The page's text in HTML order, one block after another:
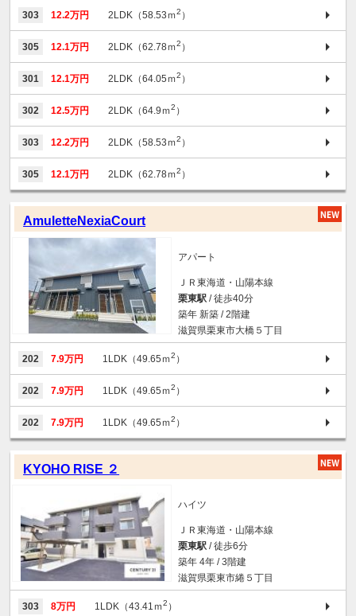
303 12.2万円 2LDK（58.53ｍ2 ）
305 12.1万円 2LDK（62.78ｍ2 ）
301 12.1万円 2LDK（64.05ｍ2 ）
302 12.5万円 2LDK（64.9ｍ2 ）
303 12.2万円 2LDK（58.53ｍ2 ）
305 12.1万円 2LDK（62.78ｍ2 ）
AmuletteNexiaCourt
アパート
ＪＲ東海道・山陽本線
栗東駅 / 徒歩40分
築年 新築 / 2階建
滋賀県栗東市大橋５丁目
202 7.9万円 1LDK（49.65ｍ2 ）
202 7.9万円 1LDK（49.65ｍ2 ）
202 7.9万円 1LDK（49.65ｍ2 ）
KYOHO RISE ２
ハイツ
ＪＲ東海道・山陽本線
栗東駅 / 徒歩6分
築年 4年 / 3階建
滋賀県栗東市綣５丁目
303 8万円 1LDK（43.41ｍ2 ）